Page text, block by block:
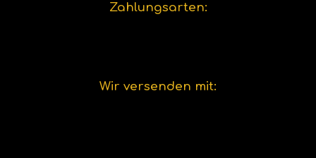
Zahlungsarten:
Wir versenden mit: